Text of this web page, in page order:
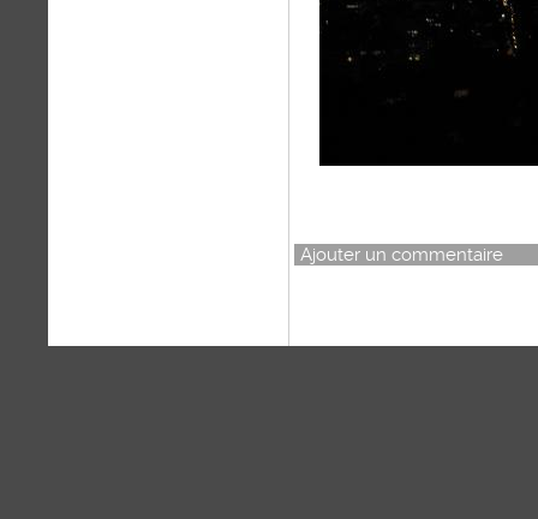
Ajouter un commentaire